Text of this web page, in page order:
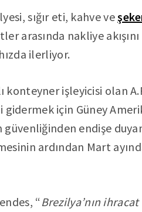
sığır eti, kahve ve
arasında nakliye
ilerliyor.
konteyner işleyicisi olan
için Güney
endişe
ardından Mart
“Brezilya’nın